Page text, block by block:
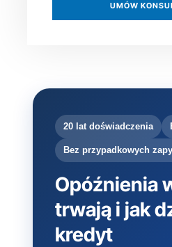
UMÓW
20 lat doświadczenia
Bez przypadkowych
Opóźnienia
trwają i jak
kredyt